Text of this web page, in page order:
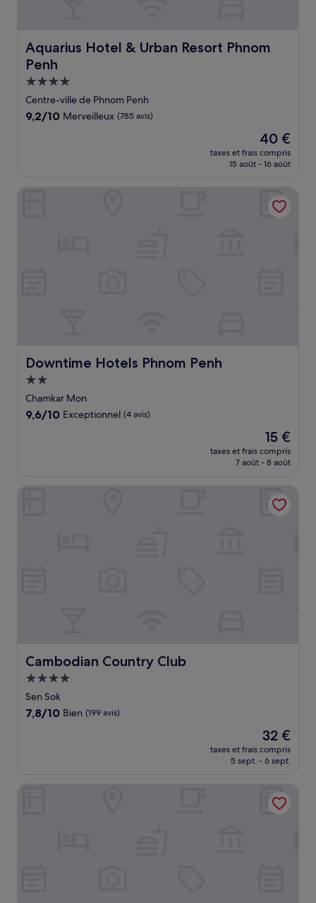
Aquarius Hotel & Urban Resort Phnom
Penh
Aquarius Hotel & Urban Resort Phnom Penh
Hébergement
4.0 étoiles
Centre-ville de Phnom Penh
9.2
9,2/10 Merveilleux (785 avis)
Le
nouveau
prix
de
40 €
40 €
taxes et frais compris
15 août - 16 août
Downtime Hotels Phnom Penh
Downtime Hotels Phnom Penh
Hébergement
2.0 étoiles
Chamkar Mon
9.6
9,6/10 Exceptionnel (4 avis)
Le
nouveau
prix
de
15 €
15 €
taxes et frais compris
7 août - 8 août
Cambodian Country Club
Cambodian Country Club
Hébergement
4.0 étoiles
Sen Sok
7.8
7,8/10 Bien (199 avis)
Le
nouveau
prix
de
32 €
32 €
taxes et frais compris
5 sept. - 6 sept.